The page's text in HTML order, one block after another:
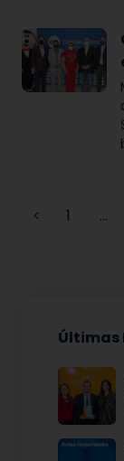
< 1 …
Últimas